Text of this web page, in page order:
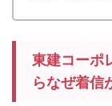
東建コー
らなぜ着信